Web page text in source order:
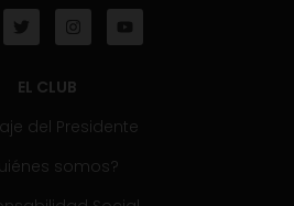
EL CLUB
del Presidente
somos?